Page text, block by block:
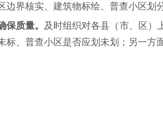
边界核实、建筑物标绘、普查小区划
保质量。
及时组织对各县（市、区）
标、普查小区是否应划未划；另一方